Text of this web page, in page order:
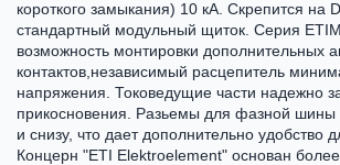
короткого замыкания) 10 кА. Скрепится на
стандартный модульный щиток. Серия
возможность монтировки дополнительных
контактов,независимый расцепитель
напряжения. Токоведущие части надежно
прикосновения. Разьемы для фазной шины
и снизу, что дает дополнительно удобство
Концерн "ETI Elektroelement" основан более